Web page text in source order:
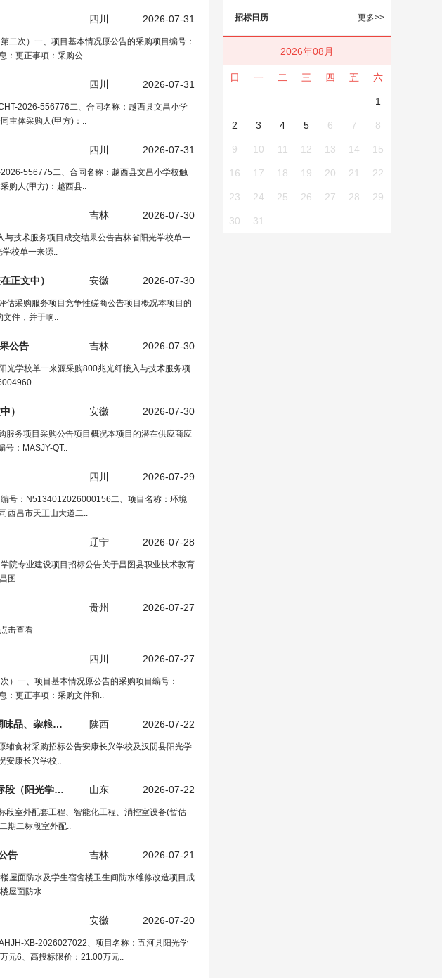
四川 2026-07-31
二次）一、项目基本情况原公告的采购项目编号：
：更正事项：采购公..
四川 2026-07-31
2026-556776二、合同名称：越西县文昌小学
主体采购人(甲方)：..
四川 2026-07-31
556775二、合同名称：越西县文昌小学校触
购人(甲方)：越西县..
吉林 2026-07-30
技术服务项目成交结果公告吉林省阳光学校单一
校单一来源..
在正文中） 安徽 2026-07-30
采购服务项目竞争性磋商公告项目概况本项目的
文件，并于响..
公告 吉林 2026-07-30
光学校单一来源采购800兆光纤接入与技术服务项
） 安徽 2026-07-30
务项目采购公告项目概况本项目的潜在供应商应
号：MASJY-QT..
四川 2026-07-29
号：N5134012026000156二、项目名称：环境
西昌市天王山大道二..
辽宁 2026-07-28
院专业建设项目招标公告关于昌图县职业技术教育
图..
贵州 2026-07-27
击查看
四川 2026-07-27
）一、项目基本情况原公告的采购项目编号：
：更正事项：采购文件和..
原辅食材采购招标公告 陕西 2026-07-22
食材采购招标公告安康长兴学校及汉阴县阳光学
安康长兴学校..
段（阳光学校 在正文中）
山东 2026-07-22
段室外配套工程、智能化工程、消控室设备(暂估
期二标段室外配..
告 吉林 2026-07-21
屋面防水及学生宿舍楼卫生间防水维修改造项目成
屋面防水..
安徽 2026-07-20
XB-2026027022、项目名称：五河县阳光学
元6、高投标限价：21.00万元..
招标日历 更多>>
2026年08月
日 一 二 三 四 五 六
1
2 3 4 5 6 7 8
9 10 11 12 13 14 15
16 17 18 19 20 21 22
23 24 25 26 27 28 29
30 31